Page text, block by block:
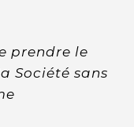
prendre le
Société sans